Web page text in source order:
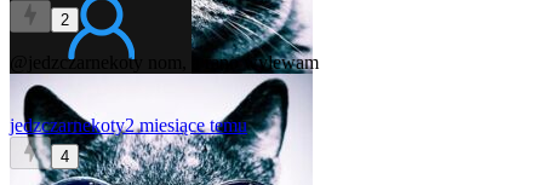
2
@jedzczarnekoty nom, a rano wylewam
jedzczarnekoty2 miesiące temu
4